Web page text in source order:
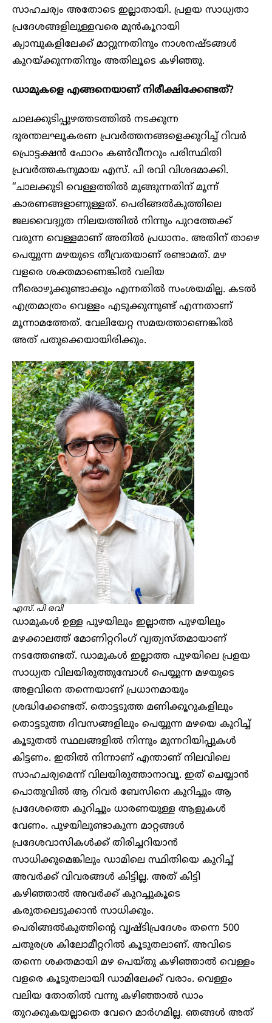
സാഹചര്യം അതോടെ ഇല്ലാതായി. പ്രളയ സാധ്യതാ
പ്രദേശങ്ങളിലുള്ളവരെ മുൻകൂറായി
ക്യാമ്പുകളിലേക്ക് മാറ്റുന്നതിനും നാശനഷ്ടങ്ങൾ
കുറയ്ക്കുന്നതിനും അതിലൂടെ കഴിഞ്ഞു.
ഡാമുകളെ എങ്ങനെയാണ് നിരീക്ഷിക്കേണ്ടത്?
ചാലക്കുടിപ്പുഴത്തടത്തിൽ നടക്കുന്ന
ദുരന്തലഘൂകരണ പ്രവർത്തനങ്ങളെക്കുറിച്ച് റിവർ
പ്രൊട്ടക്ഷൻ ഫോറം കൺവീനറും പരിസ്ഥിതി
പ്രവർത്തകനുമായ എസ്. പി രവി വിശദമാക്കി.
“ചാലക്കുടി വെള്ളത്തിൽ മുങ്ങുന്നതിന് മൂന്ന്
കാരണങ്ങളാണുള്ളത്. പെരിങ്ങൽകുത്തിലെ
ജലവൈദ്യുത നിലയത്തിൽ നിന്നും പുറത്തേക്ക്
വരുന്ന വെള്ളമാണ് അതിൽ പ്രധാനം. അതിന് താഴെ
പെയ്യുന്ന മഴയുടെ തീവ്രതയാണ് രണ്ടാമത്. മഴ
വളരെ ശക്തമാണെങ്കിൽ വലിയ
നീരൊഴുക്കുണ്ടാക്കും എന്നതിൽ സംശയമില്ല. കടൽ
എത്രമാത്രം വെള്ളം എടുക്കുന്നുണ്ട് എന്നതാണ്
മൂന്നാമത്തേത്. വേലിയേറ്റ സമയത്താണെങ്കിൽ
അത് പതുക്കെയായിരിക്കും.
എസ്. പി രവി
ഡാമുകൾ ഉള്ള പുഴയിലും ഇല്ലാത്ത പുഴയിലും
മഴക്കാലത്ത് മോണിറ്ററിംഗ് വ്യത്യസ്തമായാണ്
നടത്തേണ്ടത്. ഡാമുകൾ ഇല്ലാത്ത പുഴയിലെ പ്രളയ
സാധ്യത വിലയിരുത്തുമ്പോൾ പെയ്യുന്ന മഴയുടെ
അളവിനെ തന്നെയാണ് പ്രധാനമായും
ശ്രദ്ധിക്കേണ്ടത്. തൊട്ടടുത്ത മണിക്കൂറുകളിലും
തൊട്ടടുത്ത ദിവസങ്ങളിലും പെയ്യുന്ന മഴയെ കുറിച്ച്
കൂടുതൽ സ്ഥലങ്ങളിൽ നിന്നും മുന്നറിയിപ്പുകൾ
കിട്ടണം. ഇതിൽ നിന്നാണ് എന്താണ് നിലവിലെ
സാഹചര്യമെന്ന് വിലയിരുത്താനാവൂ. ഇത് ചെയ്യാൻ
പൊതുവിൽ ആ റിവർ ബേസിനെ കുറിച്ചും ആ
പ്രദേശത്തെ കുറിച്ചും ധാരണയുള്ള ആളുകൾ
വേണം. പുഴയിലുണ്ടാകുന്ന മാറ്റങ്ങൾ
പ്രദേശവാസികൾക്ക് തിരിച്ചറിയാൻ
സാധിക്കുമെങ്കിലും ഡാമിലെ സ്ഥിതിയെ കുറിച്ച്
അവർക്ക് വിവരങ്ങൾ കിട്ടില്ല. അത് കിട്ടി
കഴിഞ്ഞാൽ അവർക്ക് കുറച്ചുകൂടെ
കരുതലെടുക്കാൻ സാധിക്കും.
പെരിങ്ങൽകുത്തിന്റെ വൃഷ്ടിപ്രദേശം തന്നെ 500
ചതുരശ്ര കിലോമീറ്ററിൽ കൂടുതലാണ്. അവിടെ
തന്നെ ശക്തമായി മഴ പെയ്തു കഴിഞ്ഞാൽ വെള്ളം
വളരെ കൂടുതലായി ഡാമിലേക്ക് വരാം. വെള്ളം
വലിയ തോതിൽ വന്നു കഴിഞ്ഞാൽ ഡാം
തുറക്കുകയല്ലാതെ വേറെ മാർഗമില്ല. ഞങ്ങൾ അത്